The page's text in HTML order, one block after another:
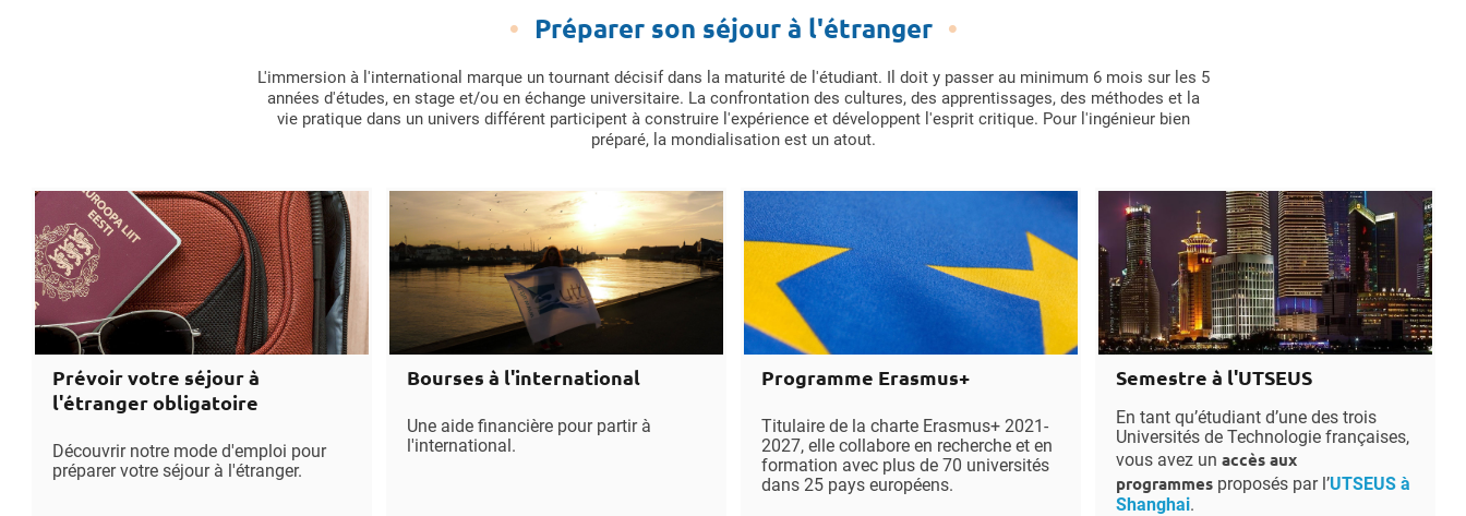
Préparer son séjour à l'étranger
L'immersion à l'international marque un tournant décisif dans la maturité de l'étudiant. Il doit y passer au minimum 6 mois sur les 5
années d'études, en stage et/ou en échange universitaire. La confrontation des cultures, des apprentissages, des méthodes et la
vie pratique dans un univers différent participent à construire l'expérience et développent l'esprit critique. Pour l'ingénieur bien
préparé, la mondialisation est un atout.
Prévoir votre séjour à
l'étranger obligatoire
Découvrir notre mode d'emploi pour
préparer votre séjour à l'étranger.
Bourses à l'international
Une aide financière pour partir à
l'international.
Programme Erasmus+
Titulaire de la charte Erasmus+ 2021-
2027, elle collabore en recherche et en
formation avec plus de 70 universités
dans 25 pays européens.
Semestre à l'UTSEUS
En tant qu’étudiant d’une des trois
Universités de Technologie françaises,
vous avez un accès aux
programmesproposés par l’UTSEUS à
Shanghai.